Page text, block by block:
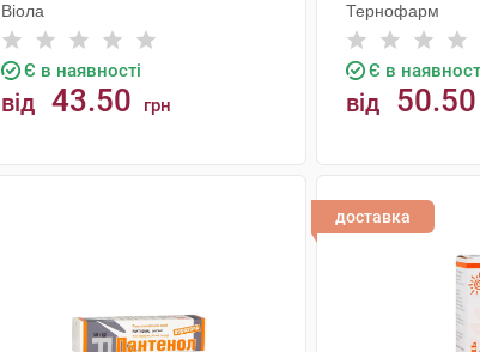
Віола
Є в наявності
від 43.50 грн
Тернофарм
Є в
від 50.50
доставка